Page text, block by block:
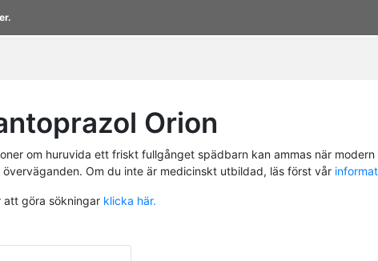
Orion
om huruvida ett friskt fullgånget spädbarn kan ammas när
Om du inte är medicinskt utbildad, läs först vår
att göra sökningar klicka här.